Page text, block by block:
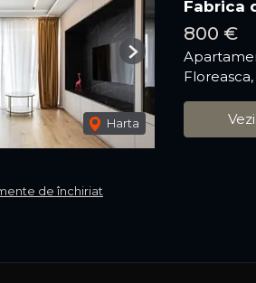
Harta
Next
Fabrica
800 €
de închiriat